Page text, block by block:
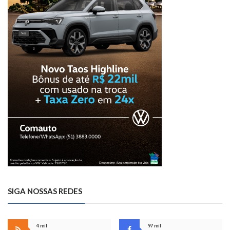
SIGA NOSSAS REDES
4 mil
97 mil